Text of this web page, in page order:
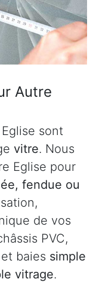
Autre
sont
vitre. Nous
Eglise pour
fendue ou
de vos
PVC,
baies simple
vitrage.